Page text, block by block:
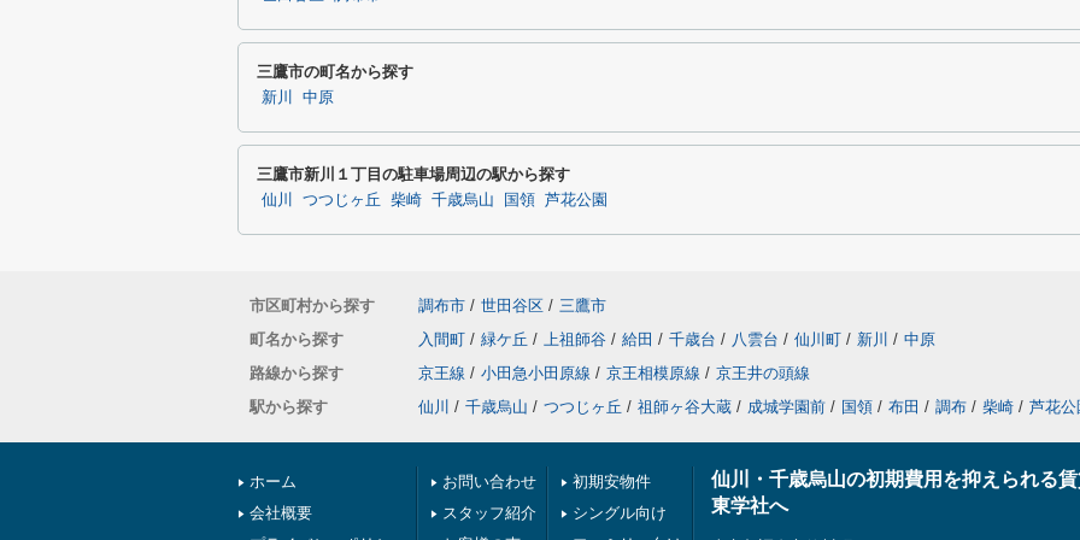
三鷹市の町名から探す
新川 中原
三鷹市新川１丁目の駐車場周辺の駅から探す
仙川 つつじヶ丘 柴崎 千歳烏山 国領 芦花公園
市区町村から探す 調布市 / 世田谷区 / 三鷹市
町名から探す
入間町 / 緑ケ丘 / 上祖師谷 / 給田 / 千歳台 / 八雲台 / 仙川町 / 新川 / 中原
路線から探す
京王線 / 小田急小田原線 / 京王相模原線 / 京王井の頭線
駅から探す
仙川 / 千歳烏山 / つつじヶ丘 / 祖師ヶ谷大蔵 / 成城学園前 / 国領 / 布田 / 調布 / 柴崎 / 芦花公
ホーム
会社概要
お問い合わせ
スタッフ紹介
初期安物件
シングル向け
仙川・千歳烏山の初期費用を抑えられる賃
東学社へ